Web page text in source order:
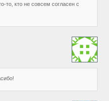
то, кто не совсем согласен с